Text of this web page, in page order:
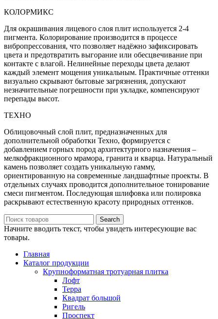
КОЛОРМИКС
Для окрашивания лицевого слоя плит используется 2-4
пигмента. Колорирование производится в процессе
вибропрессования, что позволяет надёжно зафиксировать
цвета и предотвратить выгорание или обесцвечивание при
контакте с влагой. Нелинейные переходы цвета делают
каждый элемент мощения уникальным. Практичные оттенки
визуально скрывают бытовые загрязнения, допускают
незначительные погрешности при укладке, компенсируют
перепады высот.
ТЕХНО
Облицовочный слой плит, предназначенных для
дополнительной обработки Техно, формируется с
добавлением горных пород архитектурного назначения –
мелкофракционного мрамора, гранита и кварца. Натуральный
камень позволяет создать уникальную гамму,
ориентированную на современные ландшафтные проекты. В
отдельных случаях проводится дополнительное тонирование
смеси пигментом. Последующая шлифовка или полировка
раскрывают естественную красоту природных оттенков.
Search
Начните вводить текст, чтобы увидеть интересующие вас
товары.
Главная
Каталог продукции
Крупноформатная тротуарная плитка
Лофт
Терра
Квадрат большой
Ригель
Проспект